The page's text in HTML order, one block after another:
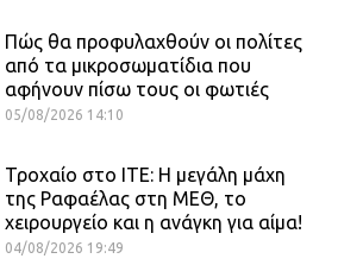
Πώς θα προφυλαχθούν οι πολίτες
από τα μικροσωματίδια που
αφήνουν πίσω τους οι φωτιές
05/08/2026 14:10
Τροχαίο στο ΙΤΕ: Η μεγάλη μάχη
της Ραφαέλας στη ΜΕΘ, το
χειρουργείο και η ανάγκη για αίμα!
04/08/2026 19:49